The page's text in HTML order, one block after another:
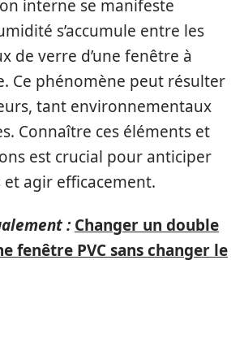
interne se manifeste
s’accumule entre les
de verre d’une fenêtre à
Ce phénomène peut résulter
tant environnementaux
Connaître ces éléments et
est crucial pour anticiper
agir efficacement.
: Changer un double
fenêtre PVC sans changer le